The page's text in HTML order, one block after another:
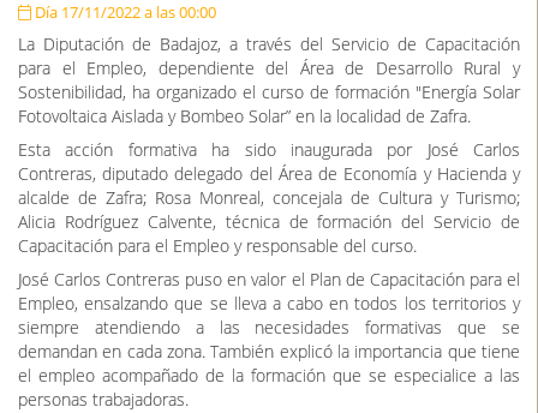
Día 17/11/2022 a las 00:00
La Diputación de Badajoz, a través del Servicio de Capacitación
para el Empleo, dependiente del Área de Desarrollo Rural y
Sostenibilidad, ha organizado el curso de formación "Energía Solar
Fotovoltaica Aislada y Bombeo Solar” en la localidad de Zafra.
Esta acción formativa ha sido inaugurada por José Carlos
Contreras, diputado delegado del Área de Economía y Hacienda y
alcalde de Zafra; Rosa Monreal, concejala de Cultura y Turismo;
Alicia Rodríguez Calvente, técnica de formación del Servicio de
Capacitación para el Empleo y responsable del curso.
José Carlos Contreras puso en valor el Plan de Capacitación para el
Empleo, ensalzando que se lleva a cabo en todos los territorios y
siempre atendiendo a las necesidades formativas que se
demandan en cada zona. También explicó la importancia que tiene
el empleo acompañado de la formación que se especialice a las
personas trabajadoras.